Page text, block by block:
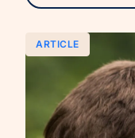
ARTICLE